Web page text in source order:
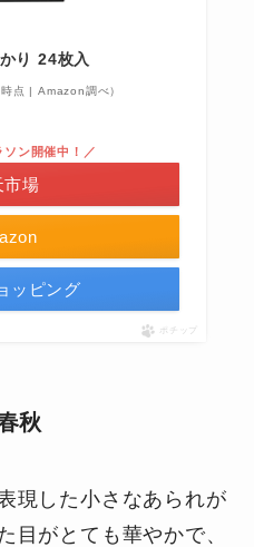
り 24枚入
点 | Amazon調べ）
ソン開催中！／
市場
ッピング
ポチップ
秋
現した小さなあられが
目がとても華やかで、